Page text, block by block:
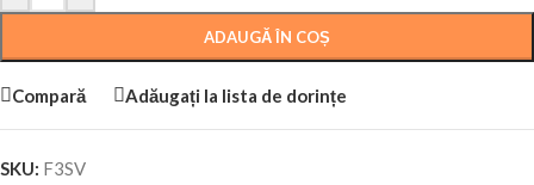
ADAUGĂ ÎN COȘ
Compară Adăugați la lista de dorințe
SKU: F3SV